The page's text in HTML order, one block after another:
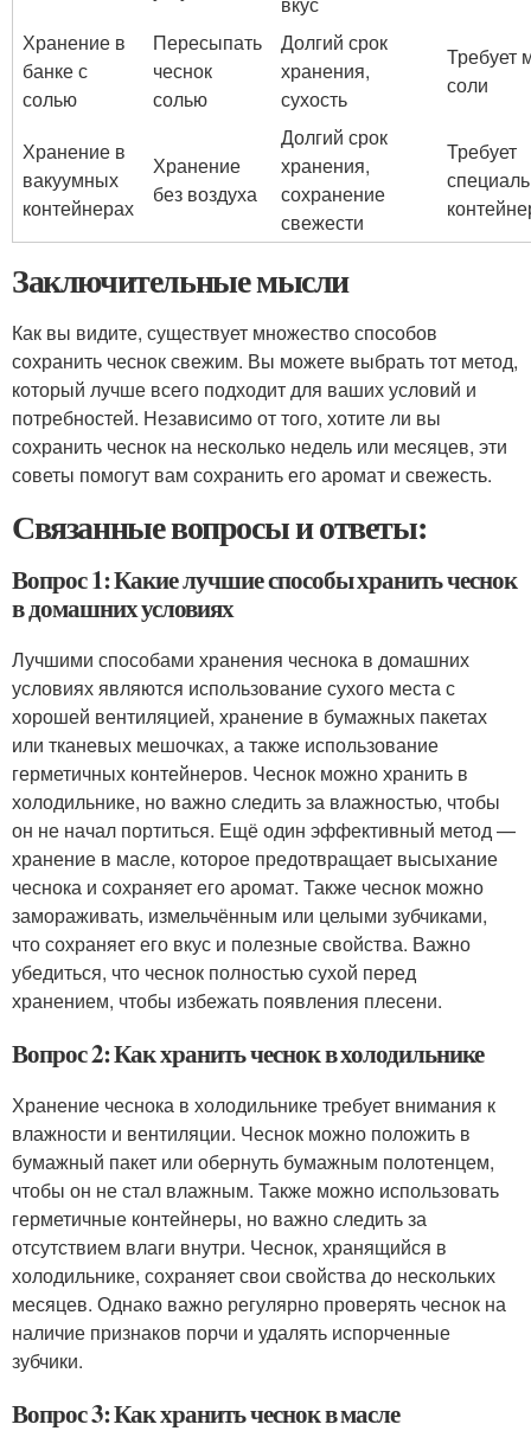
Хранение в
банке с
солью
Пересыпать
чеснок
солью
Долгий срок
хранения,
сухость
Требует
соли
Хранение в
вакуумных
контейнерах
Хранение
без воздуха
Долгий срок
хранения,
сохранение
свежести
Требует
Заключительные мысли
Как вы видите, существует множество способов
сохранить чеснок свежим. Вы можете выбрать тот метод,
который лучше всего подходит для ваших условий и
потребностей. Независимо от того, хотите ли вы
сохранить чеснок на несколько недель или месяцев, эти
советы помогут вам сохранить его аромат и свежесть.
Связанные вопросы и ответы:
Вопрос 1: Какие лучшие способы хранить чеснок
в домашних условиях
Лучшими способами хранения чеснока в домашних
условиях являются использование сухого места с
хорошей вентиляцией, хранение в бумажных пакетах
или тканевых мешочках, а также использование
герметичных контейнеров. Чеснок можно хранить в
холодильнике, но важно следить за влажностью, чтобы
он не начал портиться. Ещё один эффективный метод —
хранение в масле, которое предотвращает высыхание
чеснока и сохраняет его аромат. Также чеснок можно
замораживать, измельчённым или целыми зубчиками,
что сохраняет его вкус и полезные свойства. Важно
убедиться, что чеснок полностью сухой перед
хранением, чтобы избежать появления плесени.
Вопрос 2: Как хранить чеснок в холодильнике
Хранение чеснока в холодильнике требует внимания к
влажности и вентиляции. Чеснок можно положить в
бумажный пакет или обернуть бумажным полотенцем,
чтобы он не стал влажным. Также можно использовать
герметичные контейнеры, но важно следить за
отсутствием влаги внутри. Чеснок, хранящийся в
холодильнике, сохраняет свои свойства до нескольких
месяцев. Однако важно регулярно проверять чеснок на
наличие признаков порчи и удалять испорченные
зубчики.
Вопрос 3: Как хранить чеснок в масле